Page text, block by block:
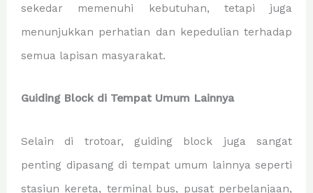
sekedar memenuhi kebutuhan, tetapi juga
menunjukkan perhatian dan kepedulian terhadap
semua lapisan masyarakat.
Guiding Block di Tempat Umum Lainnya
Selain di trotoar, guiding block juga sangat
penting dipasang di tempat umum lainnya seperti
stasiun kereta, terminal bus, pusat perbelanjaan,